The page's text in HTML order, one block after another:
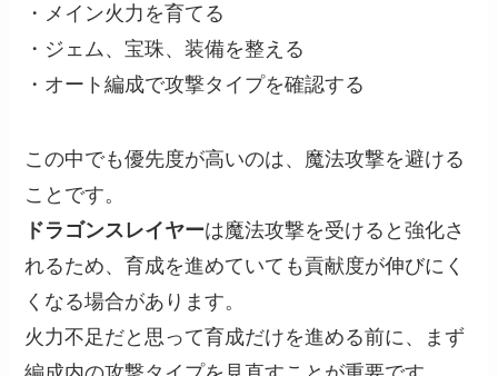
・メイン火力を育てる
・ジェム、宝珠、装備を整える
・オート編成で攻撃タイプを確認する
この中でも優先度が高いのは、魔法攻撃を避ける
ことです。
ドラゴンスレイヤーは魔法攻撃を受けると強化さ
れるため、育成を進めていても貢献度が伸びにく
くなる場合があります。
火力不足だと思って育成だけを進める前に、まず